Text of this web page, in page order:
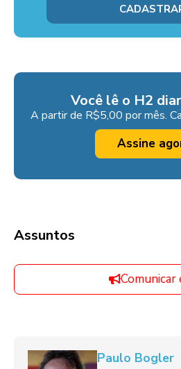
Você lê o H2
A partir de R$5,00 por mês.
Assine
Assuntos
Comunicar
Paulo Bogler